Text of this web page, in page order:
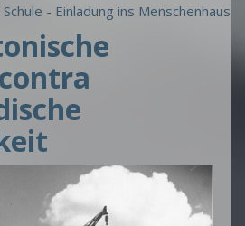
- Einladung ins Menschenhaus